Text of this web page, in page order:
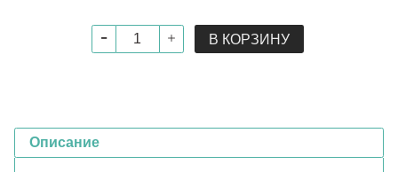
В КОРЗИНУ
Описание